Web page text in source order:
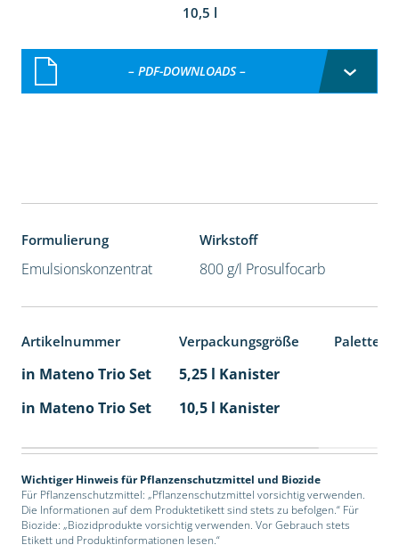
10,5 l
– PDF-DOWNLOADS –
Formulierung
Emulsionskonzentrat
Wirkstoff
800 g/l Prosulfocarb
Artikelnummer Verpackungsgröße
in Mateno Trio Set
5,25 l Kanister
in Mateno Trio Set
10,5 l Kanister
Wichtiger Hinweis für Pflanzenschutzmittel und Biozide
Für Pflanzenschutzmittel: „Pflanzenschutzmittel vorsichtig verwenden.
Die Informationen auf dem Produktetikett sind stets zu befolgen.“ Für
Biozide: „Biozidprodukte vorsichtig verwenden. Vor Gebrauch stets
Etikett und Produktinformationen lesen.“